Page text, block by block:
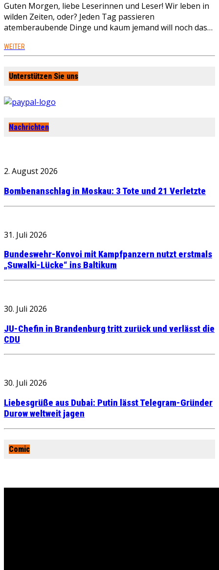
Guten Morgen, liebe Leserinnen und Leser! Wir leben in
wilden Zeiten, oder? Jeden Tag passieren
atemberaubende Dinge und kaum jemand will noch das…
WEITER
Unterstützen Sie uns
Nachrichten
2. August 2026
Bombenanschlag in Moskau: 3 Tote und 21 Verletzte
31. Juli 2026
Bundeswehr-Konvoi mit Kampfpanzern nutzt erstmals
„Suwalki-Lücke“ ins Baltikum
30. Juli 2026
JU-Chefin in Brandenburg tritt zurück und verlässt die
CDU
30. Juli 2026
Liebesgrüße aus Dubai: Putin lässt Telegram-Gründer
Durow weltweit jagen
Comic